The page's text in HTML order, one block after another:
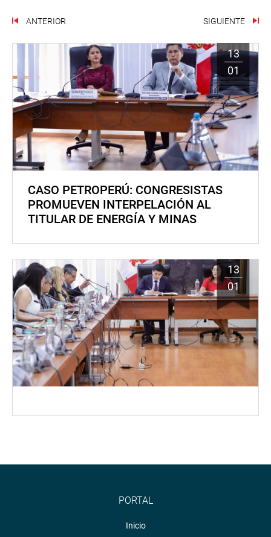
ANTERIOR SIGUIENTE
13
01
CASO PETROPERÚ: CONGRESISTAS
PROMUEVEN INTERPELACIÓN AL
TITULAR DE ENERGÍA Y MINAS
13
01
PORTAL
Inicio